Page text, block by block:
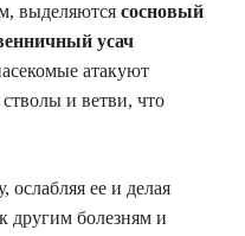
выделяются сосновый
усач
атакуют
и ветви, что
ослабляя ее и делая
другим болезням и